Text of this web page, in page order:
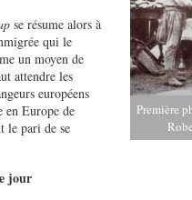
Première
se résume alors à
qui le
un moyen de
attendre les
européens
en Europe de
le pari de se
jour